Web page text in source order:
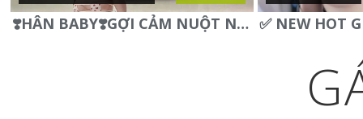
❣️HÂN BABY❣️GỢI CẢM NUỘT NÀ DÁNG SON XINH XINH QUYẾN RŨ